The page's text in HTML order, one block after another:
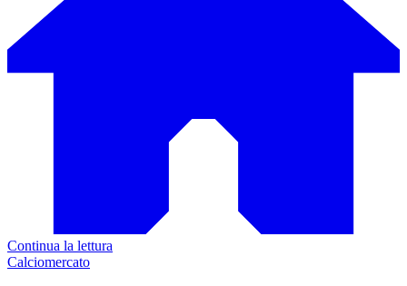
Continua la lettura
Calciomercato